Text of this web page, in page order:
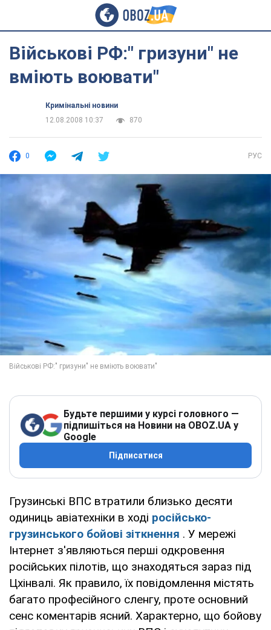
Військові РФ:" гризуни" не
вміють воювати"
Кримінальні новини
12.08.2008 10:37
870
0 РУС
Будьте першими у курсі головного —
підпишіться на Новини на OBOZ.UA у
Google
Підписатися
Грузинські ВПС втратили близько десяти
одиниць авіатехніки в ході російсько-
грузинського бойові зіткнення . У мережі
Інтернет з'являються перші одкровення
російських пілотів, що знаходяться зараз під
Цхінвалі. Як правило, їх повідомлення містять
багато професійного сленгу, проте основний
сенс коментарів ясний. Характерно, що бойову